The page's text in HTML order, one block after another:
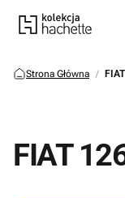
Strona Główna
FIAT